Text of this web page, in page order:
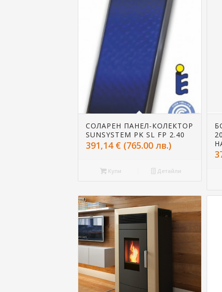
СОЛАРЕН ПАНЕЛ-КОЛЕКТОР
SUNSYSTEM PK SL FP 2.40
391,14 € (765.00 лв.)
Купи Детайли